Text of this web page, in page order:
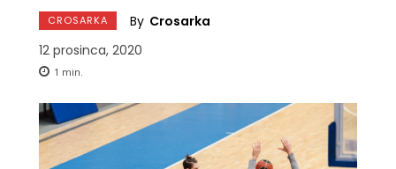
CROSARKA By Crosarka
12 prosinca, 2020
1 min.